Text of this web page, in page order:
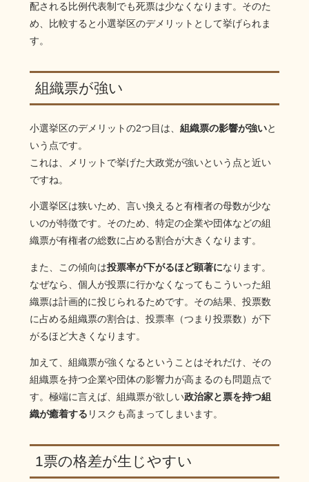
配される比例代表制でも死票は少なくなります。そのた
め、比較すると小選挙区のデメリットとして挙げられま
す。
組織票が強い
小選挙区のデメリットの2つ目は、 組織票の影響が強いと
いう点です。
これは、メリットで挙げた大政党が強いという点と近い
ですね。
小選挙区は狭いため、言い換えると有権者の母数が少な
いのが特徴です。そのため、特定の企業や団体などの組
織票が有権者の総数に占める割合が大きくなります。
また、この傾向は投票率が下がるほど顕著になります。
なぜなら、個人が投票に行かなくなってもこういった組
織票は計画的に投じられるためです。その結果、投票数
に占める組織票の割合は、投票率（つまり投票数）が下
がるほど大きくなります。
加えて、組織票が強くなるということはそれだけ、その
組織票を持つ企業や団体の影響力が高まるのも問題点で
す。極端に言えば、組織票が欲しい政治家と票を持つ組
織が癒着する リスクも高まってしまいます。
1票の格差が生じやすい